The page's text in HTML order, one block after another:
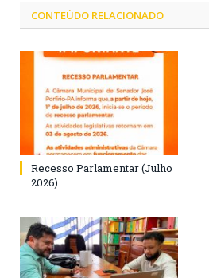
CONTEÚDO RELACIONADO
Recesso Parlamentar (Julho
2026)